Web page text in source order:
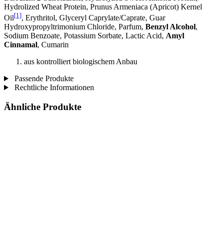
Hydrolized Wheat Protein, Prunus Armeniaca (Apricot) Kernel
Oil[1], Erythritol, Glyceryl Caprylate/Caprate, Guar
Hydroxypropyltrimonium Chloride, Parfum, Benzyl Alcohol,
Sodium Benzoate, Potassium Sorbate, Lactic Acid, Amyl
Cinnamal, Cumarin
aus kontrolliert biologischem Anbau
Passende Produkte
Rechtliche Informationen
Ähnliche Produkte